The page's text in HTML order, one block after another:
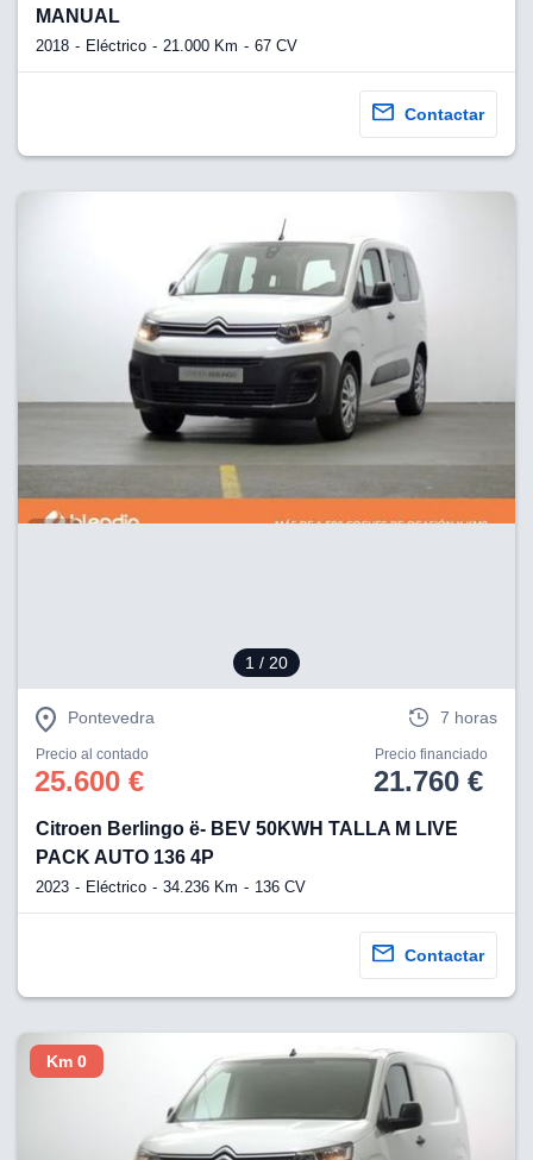
MANUAL
2018 Eléctrico 21.000 Km 67 CV
Contactar
1 / 20
Pontevedra 7 horas
Precio al contado
25.600 €
Precio financiado
21.760 €
Citroen Berlingo ë- BEV 50KWH TALLA M LIVE
PACK AUTO 136 4P
2023 Eléctrico 34.236 Km 136 CV
Contactar
Km 0